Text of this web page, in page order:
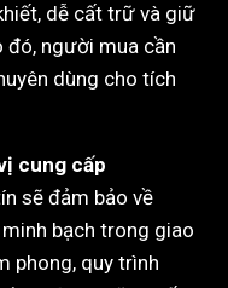
dễ cất trữ và giữ
đó, người mua cần
dùng cho tích
cung cấp
sẽ đảm bảo về
bạch trong giao
phong, quy trình